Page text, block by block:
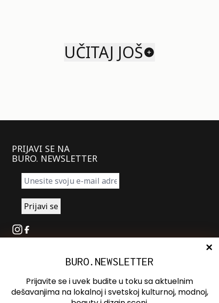
UČITAJ JOŠ
PRIJAVI SE NA
BURO. NEWSLETTER
Instagram
Facebook
Oglašavanje
Kontakt
BURO.NEWSLETTER
Prijavite se i uvek budite u toku sa aktuelnim
dešavanjima na lokalnoj i svetskoj kulturnoj, modnoj,